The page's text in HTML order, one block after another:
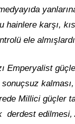
hainlere karşı,
ele
Emperyalist
Millici güçler
derdest edilmesi,